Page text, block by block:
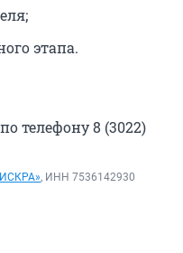
этапа.
телефону 8 (3022)
, ИНН 7536142930